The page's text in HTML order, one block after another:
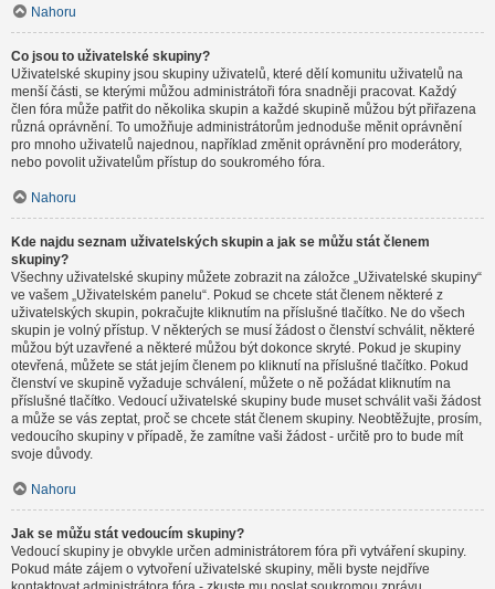
Nahoru
Co jsou to uživatelské skupiny?
Uživatelské skupiny jsou skupiny uživatelů, které dělí komunitu uživatelů na
menší části, se kterými můžou administrátoři fóra snadněji pracovat. Každý
člen fóra může patřit do několika skupin a každé skupině můžou být přiřazena
různá oprávnění. To umožňuje administrátorům jednoduše měnit oprávnění
pro mnoho uživatelů najednou, například změnit oprávnění pro moderátory,
nebo povolit uživatelům přístup do soukromého fóra.
Nahoru
Kde najdu seznam uživatelských skupin a jak se můžu stát členem
skupiny?
Všechny uživatelské skupiny můžete zobrazit na záložce „Uživatelské skupiny“
ve vašem „Uživatelském panelu“. Pokud se chcete stát členem některé z
uživatelských skupin, pokračujte kliknutím na příslušné tlačítko. Ne do všech
skupin je volný přístup. V některých se musí žádost o členství schválit, některé
můžou být uzavřené a některé můžou být dokonce skryté. Pokud je skupiny
otevřená, můžete se stát jejím členem po kliknutí na příslušné tlačítko. Pokud
členství ve skupině vyžaduje schválení, můžete o ně požádat kliknutím na
příslušné tlačítko. Vedoucí uživatelské skupiny bude muset schválit vaši žádost
a může se vás zeptat, proč se chcete stát členem skupiny. Neobtěžujte, prosím,
vedoucího skupiny v případě, že zamítne vaši žádost - určitě pro to bude mít
svoje důvody.
Nahoru
Jak se můžu stát vedoucím skupiny?
Vedoucí skupiny je obvykle určen administrátorem fóra při vytváření skupiny.
Pokud máte zájem o vytvoření uživatelské skupiny, měli byste nejdříve